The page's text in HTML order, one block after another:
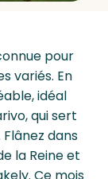
pour
variés. En
idéal
qui sert
dans
la Reine et